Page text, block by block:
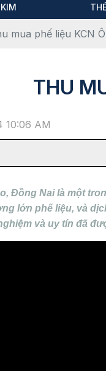
mua phế liệu KCN
THU
10:06 AM
Đồng Nai là một
lớn phế liệu, và
và uy tín đã